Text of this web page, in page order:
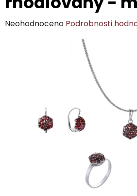
Průměrné
hvězdiček.
Neohodnoceno Podrobnosti